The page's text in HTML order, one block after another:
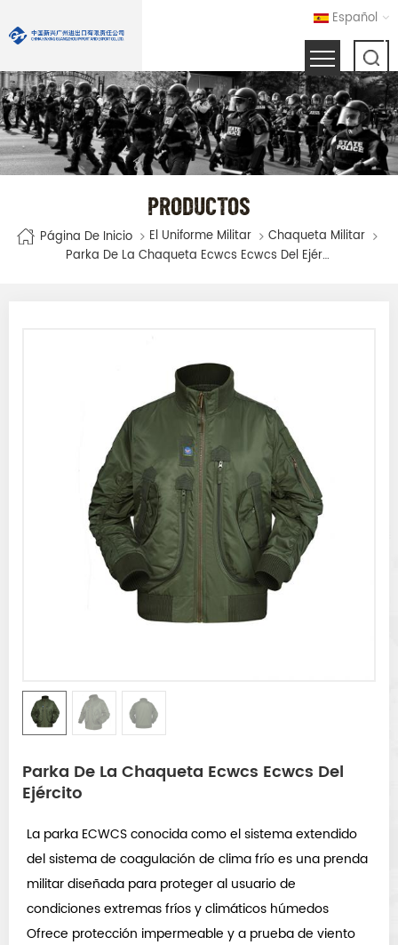
Español
PRODUCTOS
Página De Inicio El Uniforme Militar
Chaqueta Militar
Parka De La Chaqueta Ecwcs Ecwcs Del Ejército
Parka De La Chaqueta Ecwcs Ecwcs Del
Ejército
La parka ECWCS conocida como el sistema extendido
del sistema de coagulación de clima frío es una prenda
militar diseñada para proteger al usuario de
condiciones extremas fríos y climáticos húmedos
Ofrece protección impermeable y a prueba de viento